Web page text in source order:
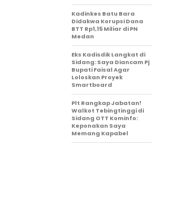
Kadinkes Batu Bara
Didakwa Korupsi Dana
BTT Rp1,15 Miliar di PN
Medan
Eks Kadisdik Langkat di
Sidang: Saya Diancam Pj
Bupati Faisal Agar
Loloskan Proyek
Smartboard
Plt Rangkap Jabatan!
Walkot Tebingtinggi di
Sidang OTT Kominfo:
Keponakan Saya
Memang Kapabel